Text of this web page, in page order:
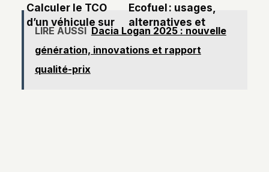
Calculer le TCO
d’un véhicule sur
Excel : guide
pratique pour un
pilotage
Ecofuel : usages,
alternatives et
enjeux d’un
carburant plus
LIRE AUSSI Dacia Logan 2025 : nouvelle
génération, innovations et rapport
qualité-prix